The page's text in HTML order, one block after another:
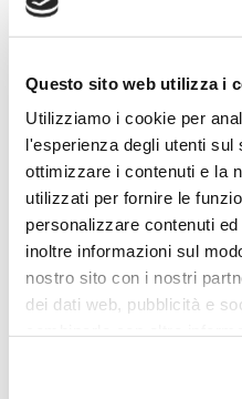
Questo sito web utilizza i
Utilizziamo i cookie per
l'esperienza degli utenti
ottimizzare i contenuti e la
utilizzati per fornire le
personalizzare contenuti
inoltre informazioni sul
nostro sito con i nostri
dei dati web, pubblicità e
Chiudendo il banner con la
Compliance cybersecurity
Chi è
(AdS): parola